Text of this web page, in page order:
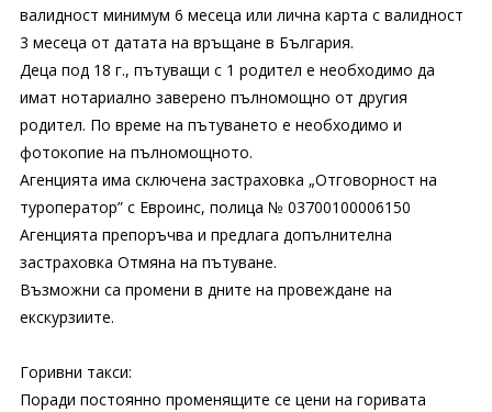
валидност минимум 6 месеца или лична карта с валидност
3 месеца от датата на връщане в България.
Деца под 18 г., пътуващи с 1 родител е необходимо да
имат нотариално заверено пълномощно от другия
родител. По време на пътуването е необходимо и
фотокопие на пълномощното.
Агенцията има сключена застраховка „Отговорност на
туроператор” с Евроинс, полица № 03700100006150
Агенцията препоръчва и предлага допълнителна
застраховка Отмяна на пътуване.
Възможни са промени в дните на провеждане на
екскурзиите.
Горивни такси:
Поради постоянно променящите се цени на горивата